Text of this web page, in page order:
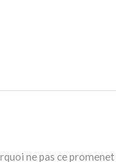
ne pas ce